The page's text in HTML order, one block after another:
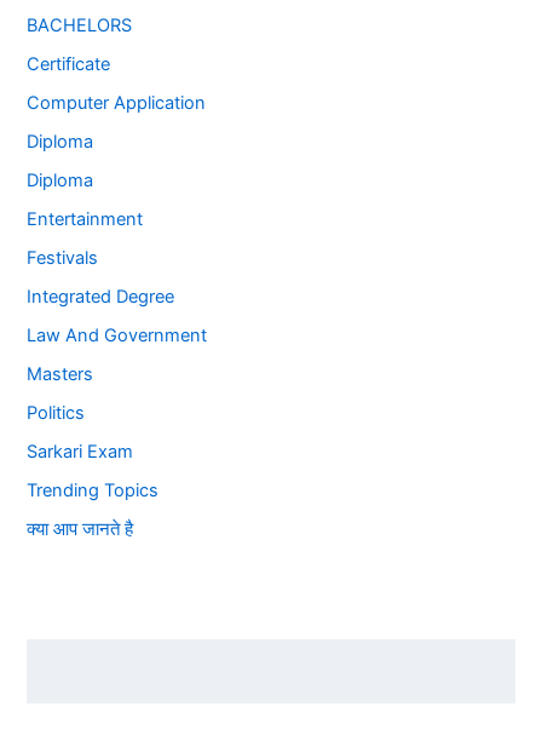
BACHELORS
Certificate
Computer Application
Diploma
Diploma
Entertainment
Festivals
Integrated Degree
Law And Government
Masters
Politics
Sarkari Exam
Trending Topics
क्या आप जानते है